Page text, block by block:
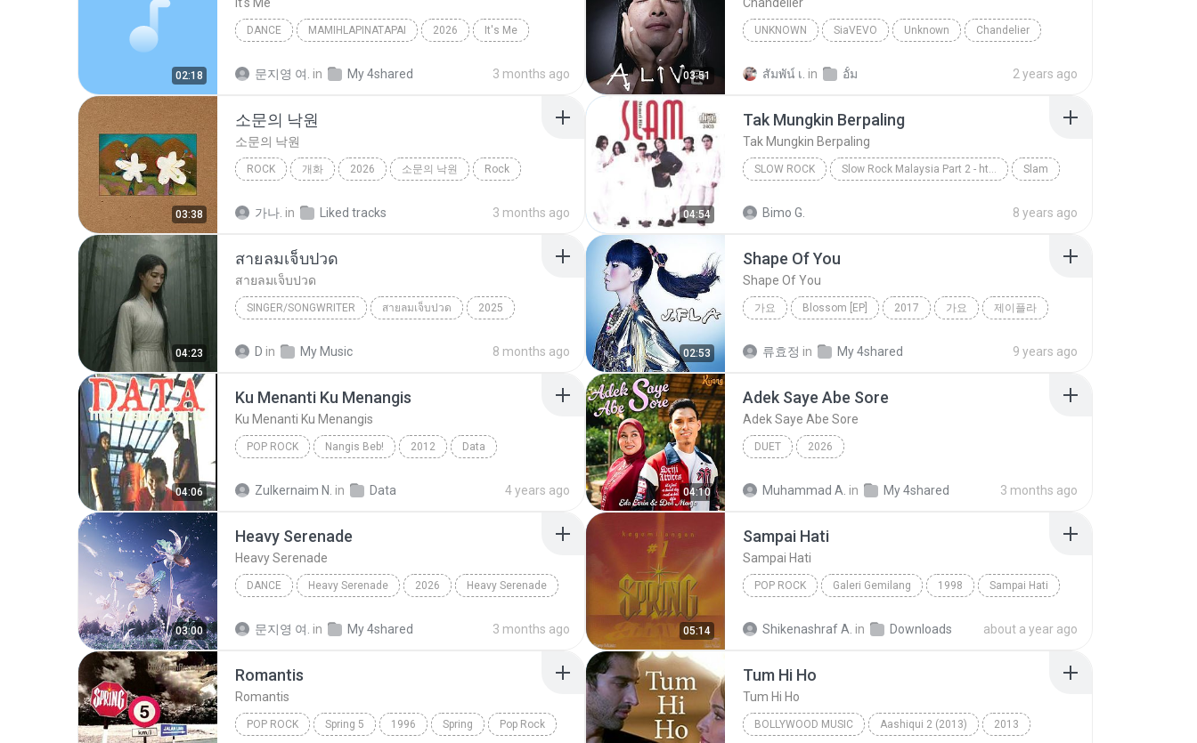
02:18
DANCE MAMIHLAPINATAPAI 2026 It′s Me
문지영 여. in My 4shared 3 months ago 03:51
UNKNOWN SiaVEVO Unknown Chandelier
สัมพัน์ เ. in อั้ม 2 years ago
03:38
소문의 낙원
소문의 낙원
ROCK 개화 2026 소문의 낙원 Rock
가나. in Liked tracks 3 months ago 04:54
Tak Mungkin Berpaling
Tak Mungkin Berpaling
SLOW ROCK Slow Rock Malaysia Part 2 - http://idws.in/310179 Slam
Bimo G. 8 years ago
04:23
สายลมเจ็บปวด
สายลมเจ็บปวด
SINGER/SONGWRITER สายลมเจ็บปวด 2025
D in My Music 8 months ago 02:53
Shape Of You
Shape Of You
가요 Blossom [EP] 2017 가요 제이플라
류효정 in My 4shared 9 years ago
04:06
Ku Menanti Ku Menangis
Ku Menanti Ku Menangis
POP ROCK Nangis Beb! 2012 Data
Zulkernaim N. in Data 4 years ago 04:10
Adek Saye Abe Sore
Adek Saye Abe Sore
DUET 2026
Muhammad A. in My 4shared 3 months ago
03:00
Heavy Serenade
Heavy Serenade
DANCE Heavy Serenade 2026 Heavy Serenade
문지영 여. in My 4shared 3 months ago 05:14
Sampai Hati
Sampai Hati
POP ROCK Galeri Gemilang 1998 Sampai Hati
Shikenashraf A. in Downloads about a year ago
Romantis
Romantis
POP ROCK Spring 5 1996 Spring Pop Rock
Tum Hi Ho
Tum Hi Ho
BOLLYWOOD MUSIC Aashiqui 2 (2013) 2013